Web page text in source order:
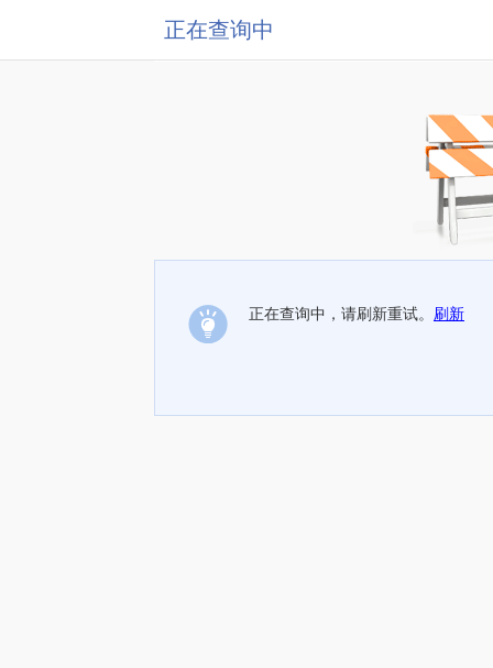
正在查询中
正在查询中，请刷新重试。 刷新